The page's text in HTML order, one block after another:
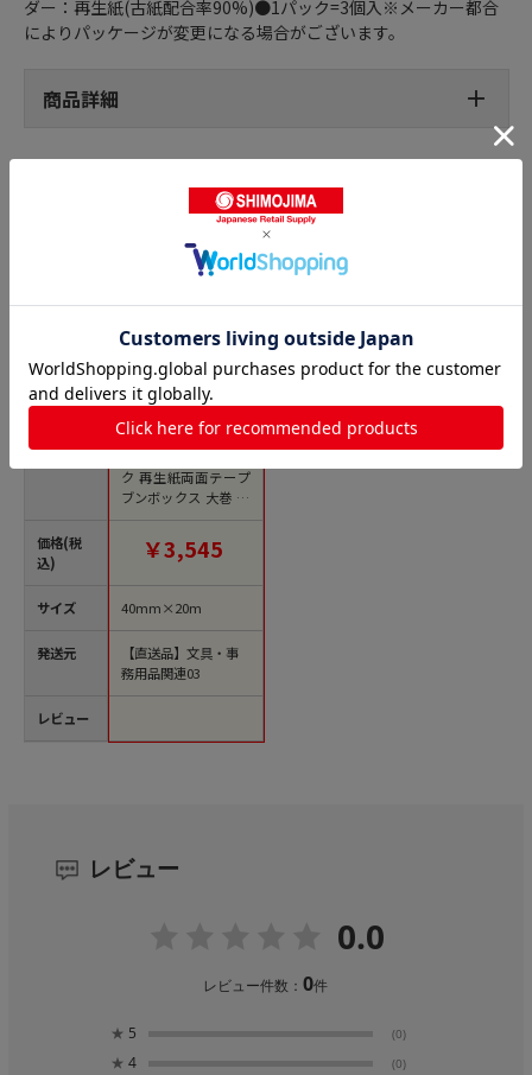
ダー：再生紙(古紙配合率90%)●1パック=3個入※メーカー都合
によりパッケージが変更になる場合がございます。
商品詳細
一般両面テープの人気商品との比較
価格(税
込)
サイズ
発送元
レビュー
ク 再生紙両面テープ
ブンボックス 大巻 40
mm×20m NWBB-40
袋）【直送品】
￥3,545
40mm×20m
【直送品】文具・事
務用品関連03
レビュー
0.0
レビュー件数：0件
★ 5 (0)
★ 4 (0)